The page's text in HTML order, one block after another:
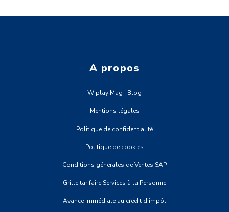
A propos
Wiplay Mag | Blog
Mentions légales
Politique de confidentialité
Politique de cookies
Conditions générales de Ventes SAP
Grille tarifaire Services à la Personne
Avance immédiate au crédit d'impôt